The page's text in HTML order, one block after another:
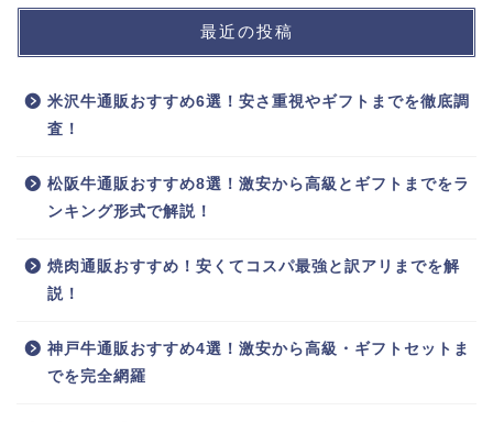
最近の投稿
米沢牛通販おすすめ6選！安さ重視やギフトまでを徹底調
査！
松阪牛通販おすすめ8選！激安から高級とギフトまでをラ
ンキング形式で解説！
焼肉通販おすすめ！安くてコスパ最強と訳アリまでを解
説！
神戸牛通販おすすめ4選！激安から高級・ギフトセットま
でを完全網羅